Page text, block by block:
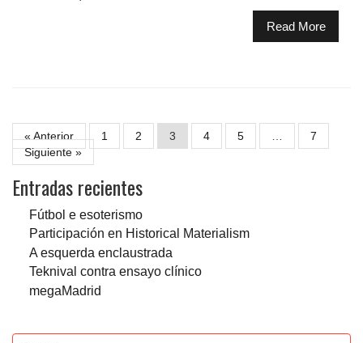
Read More
« Anterior 1 2 3 4 5 …
7
Siguiente »
Entradas recientes
Fútbol e esoterismo
Participación en Historical Materialism
A esquerda enclaustrada
Teknival contra ensayo clínico
megaMadrid